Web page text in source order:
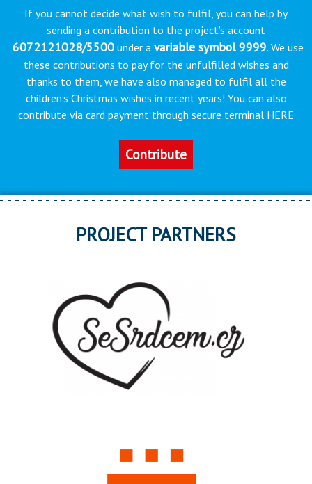
If you cannot decide what wish to fulfil, you can help by
sending a contribution to the project’s account
6072121028/5500under a variable symbol 9999. We use
these contributions to pay for the unfulfilled wishes and
thanks to them, we have also managed to fulfil all the
children’s Christmas wishes in recent years! You can also
contribute via card payment through secure terminal HERE
Contribute
PROJECT PARTNERS